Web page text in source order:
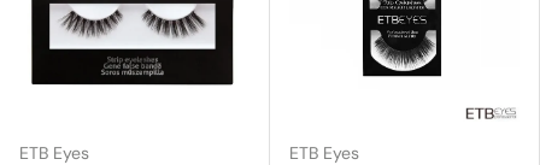
ETB Eyes ETB Eyes